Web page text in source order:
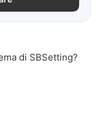
di SBSetting?